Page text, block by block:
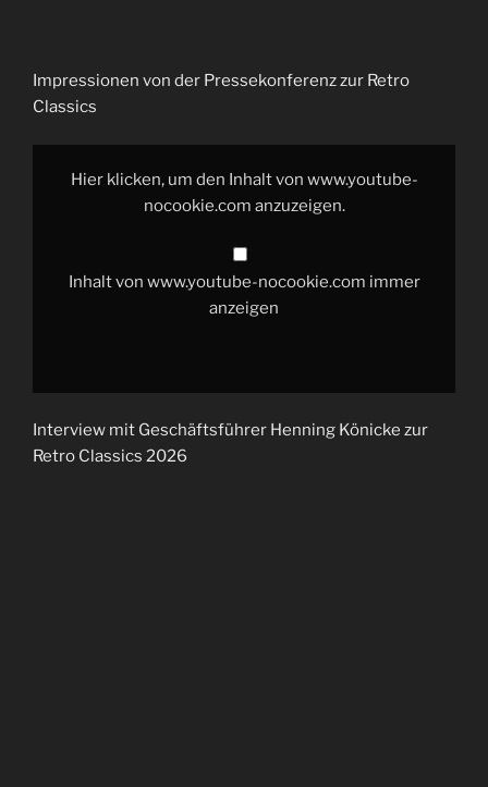
Impressionen von der Pressekonferenz zur Retro
Classics
„YouTube
player“Hier klicken, um den Inhalt von www.youtube-
nocookie.com anzuzeigen.
Inhalt von www.youtube-nocookie.com immer
anzeigen
Interview mit Geschäftsführer Henning Könicke zur
Retro Classics 2026